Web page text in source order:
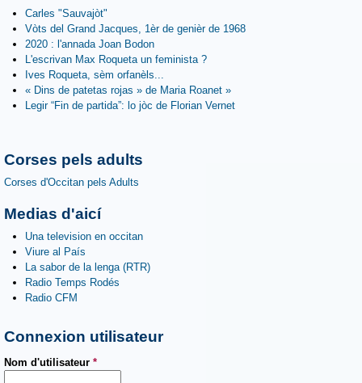
Carles "Sauvajòt"
Vòts del Grand Jacques, 1èr de genièr de 1968
2020 : l'annada Joan Bodon
L'escrivan Max Roqueta un feminista ?
Ives Roqueta, sèm orfanèls...
« Dins de patetas rojas » de Maria Roanet »
Legir “Fin de partida”: lo jòc de Florian Vernet
Corses pels adults
Corses d'Occitan pels Adults
Medias d'aicí
Una television en occitan
Viure al País
La sabor de la lenga (RTR)
Radio Temps Rodés
Radio CFM
Connexion utilisateur
Nom d'utilisateur *